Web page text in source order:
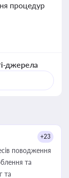
процедур
джерела
+23
поводження
та
та